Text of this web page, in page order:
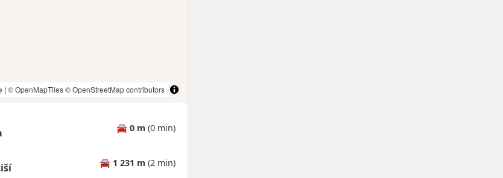
| © OpenMapTiles© OpenStreetMap contributors
🚘 0 m (0 min)
🚘 1 231 m (2 min)